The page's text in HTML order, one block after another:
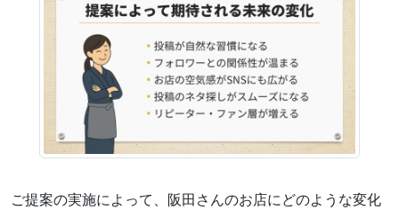
ご提案の実施によって、阪田さんのお店にどのような変化